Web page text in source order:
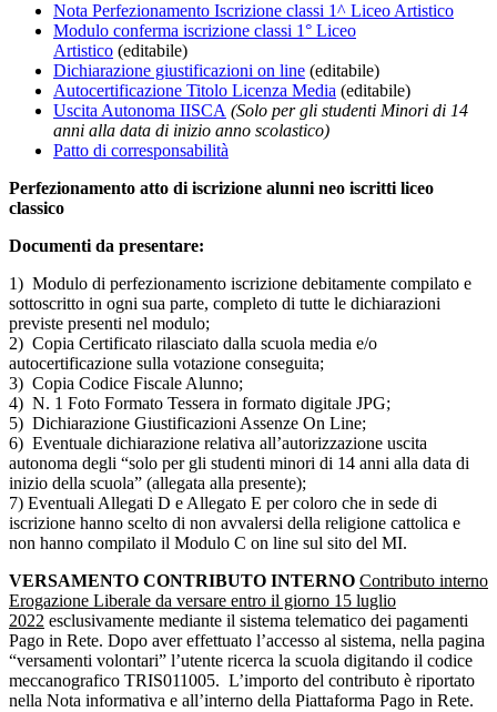
Nota Perfezionamento Iscrizione classi 1^ Liceo Artistico
Modulo conferma iscrizione classi 1° Liceo
Artistico (editabile)
Dichiarazione giustificazioni on line (editabile)
Autocertificazione Titolo Licenza Media (editabile)
Uscita Autonoma IISCA (Solo per gli studenti Minori di 14
anni alla data di inizio anno scolastico)
Patto di corresponsabilità
Perfezionamento atto di iscrizione alunni neo iscritti liceo
classico
Documenti da presentare:
1) Modulo di perfezionamento iscrizione debitamente compilato e
sottoscritto in ogni sua parte, completo di tutte le dichiarazioni
previste presenti nel modulo;
2) Copia Certificato rilasciato dalla scuola media e/o
autocertificazione sulla votazione conseguita;
3) Copia Codice Fiscale Alunno;
4) N. 1 Foto Formato Tessera in formato digitale JPG;
5) Dichiarazione Giustificazioni Assenze On Line;
6) Eventuale dichiarazione relativa all’autorizzazione uscita
autonoma degli “solo per gli studenti minori di 14 anni alla data di
inizio della scuola” (allegata alla presente);
7) Eventuali Allegati D e Allegato E per coloro che in sede di
iscrizione hanno scelto di non avvalersi della religione cattolica e
non hanno compilato il Modulo C on line sul sito del MI.
VERSAMENTO CONTRIBUTO INTERNO Contributo interno
Erogazione Liberale da versare entro il giorno 15 luglio
2022 esclusivamente mediante il sistema telematico dei pagamenti
Pago in Rete. Dopo aver effettuato l’accesso al sistema, nella pagina
“versamenti volontari” l’utente ricerca la scuola digitando il codice
meccanografico TRIS011005. L’importo del contributo è riportato
nella Nota informativa e all’interno della Piattaforma Pago in Rete.